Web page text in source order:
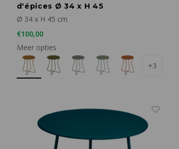
d'épices Ø 34 x H 45
Ø 34 x H 45 cm
€100,00
Meer opties
+3